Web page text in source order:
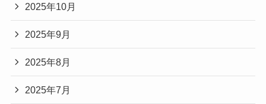
2025年10月
2025年9月
2025年8月
2025年7月